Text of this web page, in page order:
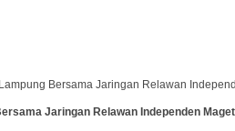
Bersama Jaringan Relawan
Jaringan Relawan Independen